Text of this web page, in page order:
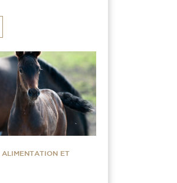
ALIMENTATION ET